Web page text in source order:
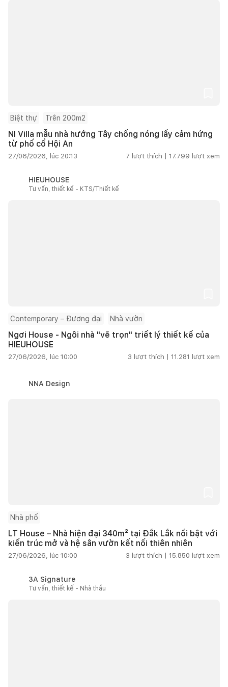
Biệt thự Trên 200m2
NI Villa mẫu nhà hướng Tây chống nóng lấy cảm hứng
từ phố cổ Hội An
27/06/2026, lúc 20:13 7 lượt thích | 17.799 lượt xem
HIEUHOUSE
Tư vấn, thiết kế - KTS/Thiết kế
Contemporary – Đương đại Nhà vườn
Ngơi House - Ngôi nhà "vẽ trọn" triết lý thiết kế của
HIEUHOUSE
27/06/2026, lúc 10:00 3 lượt thích | 11.281 lượt xem
NNA Design
Nhà phố
LT House – Nhà hiện đại 340m² tại Đắk Lắk nổi bật với
kiến trúc mở và hệ sân vườn kết nối thiên nhiên
27/06/2026, lúc 10:00 3 lượt thích | 15.850 lượt xem
3A Signature
Tư vấn, thiết kế - Nhà thầu